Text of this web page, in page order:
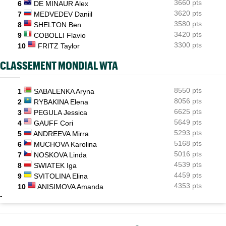
6
DE MINAUR Alex
3660 pts
7
MEDVEDEV Daniil
3620 pts
8
SHELTON Ben
3580 pts
9
COBOLLI Flavio
3420 pts
10
FRITZ Taylor 3300 pts
CLASSEMENT MONDIAL WTA
1 SABALENKA Aryna
8550 pts
2
RYBAKINA Elena
8056 pts
3
PEGULA Jessica
6625 pts
4
GAUFF Cori
5649 pts
5
ANDREEVA Mirra
5293 pts
6
MUCHOVA Karolina
5168 pts
7
NOSKOVA Linda
5016 pts
8
SWIATEK Iga
4539 pts
9
SVITOLINA Elina
4459 pts
10
ANISIMOVA Amanda 4353 pts
-